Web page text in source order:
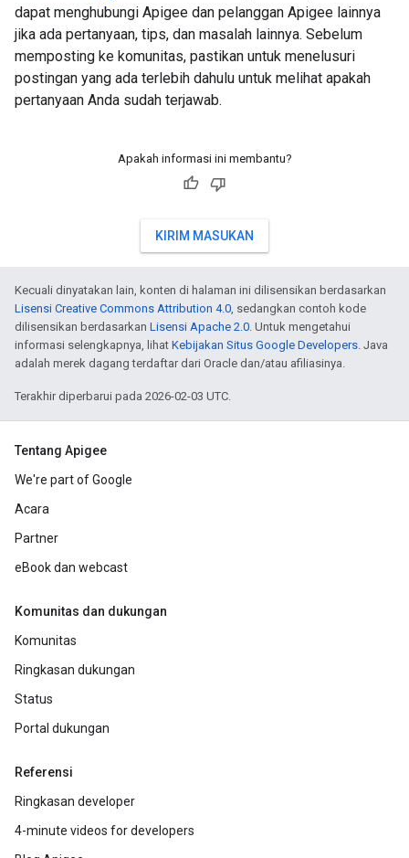
dapat menghubungi Apigee dan pelanggan Apigee lainnya
jika ada pertanyaan, tips, dan masalah lainnya. Sebelum
memposting ke komunitas, pastikan untuk menelusuri
postingan yang ada terlebih dahulu untuk melihat apakah
pertanyaan Anda sudah terjawab.
Apakah informasi ini membantu?
KIRIM MASUKAN
Kecuali dinyatakan lain, konten di halaman ini dilisensikan berdasarkan
Lisensi Creative Commons Attribution 4.0, sedangkan contoh kode
dilisensikan berdasarkan Lisensi Apache 2.0. Untuk mengetahui
informasi selengkapnya, lihat Kebijakan Situs Google Developers. Java
adalah merek dagang terdaftar dari Oracle dan/atau afiliasinya.
Terakhir diperbarui pada 2026-02-03 UTC.
Tentang Apigee
We're part of Google
Acara
Partner
eBook dan webcast
Komunitas dan dukungan
Komunitas
Ringkasan dukungan
Status
Portal dukungan
Referensi
Ringkasan developer
4-minute videos for developers